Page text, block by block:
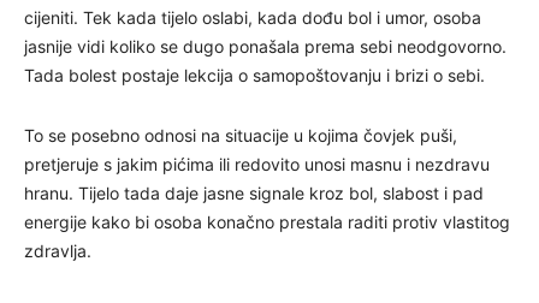
cijeniti. Tek kada tijelo oslabi, kada dođu bol i umor, osoba
jasnije vidi koliko se dugo ponašala prema sebi neodgovorno.
Tada bolest postaje lekcija o samopoštovanju i brizi o sebi.
To se posebno odnosi na situacije u kojima čovjek puši,
pretjeruje s jakim pićima ili redovito unosi masnu i nezdravu
hranu. Tijelo tada daje jasne signale kroz bol, slabost i pad
energije kako bi osoba konačno prestala raditi protiv vlastitog
zdravlja.